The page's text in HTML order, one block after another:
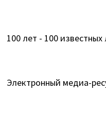
100 лет - 100
Электронный медиа-